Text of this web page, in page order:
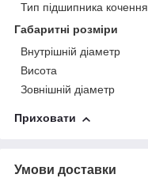
Тип підшипника кочення
Габаритні розміри
Внутрішній діаметр
Висота
Зовнішній діаметр
Приховати
Умови доставки